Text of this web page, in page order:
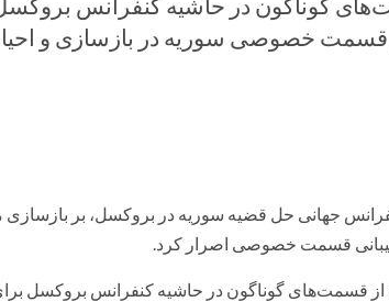
خصوصی سوریه در بازسازی و
جهانی حل قضیه سوریه در بروکسل، بر
قسمت خصوصی اصرار کرد.
قسمت‌های گوناگون در حاشیه کنفرانس بروکسل